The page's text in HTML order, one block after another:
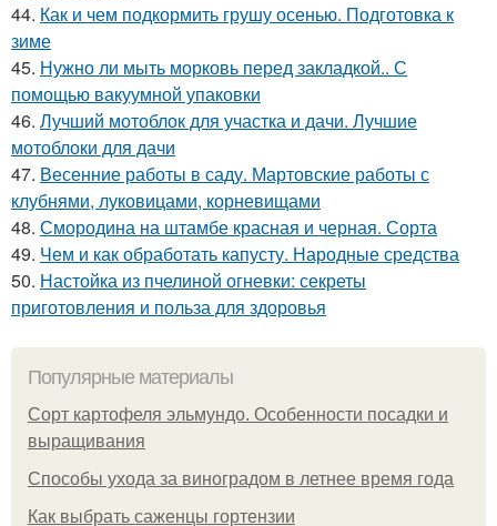
44. Как и чем подкормить грушу осенью. Подготовка к
зиме
45. Нужно ли мыть морковь перед закладкой.. С
помощью вакуумной упаковки
46. Лучший мотоблок для участка и дачи. Лучшие
мотоблоки для дачи
47. Весенние работы в саду. Мартовские работы с
клубнями, луковицами, корневищами
48. Смородина на штамбе красная и черная. Сорта
49. Чем и как обработать капусту. Народные средства
50. Настойка из пчелиной огневки: секреты
приготовления и польза для здоровья
Популярные материалы
Сорт картофеля эльмундо. Особенности посадки и
выращивания
Способы ухода за виноградом в летнее время года
Как выбрать саженцы гортензии